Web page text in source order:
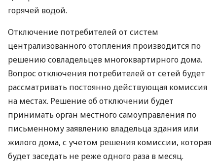
горячей водой.
Отключение потребителей от систем
централизованного отопления производится по
решению совладельцев многоквартирного дома.
Вопрос отключения потребителей от сетей будет
рассматривать постоянно действующая комиссия
на местах. Решение об отключении будет
принимать орган местного самоуправления по
письменному заявлению владельца здания или
жилого дома, с учетом решения комиссии, которая
будет заседать не реже одного раза в месяц.